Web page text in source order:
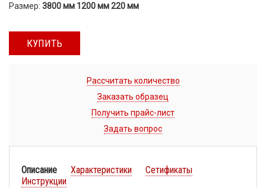
Размер: 3800 мм 1200 мм 220 мм
КУПИТЬ
Рассчитать количество
Заказать образец
Получить прайс-лист
Задать вопрос
Описание Характеристики
Сетификаты
Инструкции